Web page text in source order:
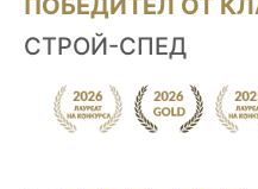
ПОБЕДИТЕЛ ОТ
СТРОЙ-СПЕД